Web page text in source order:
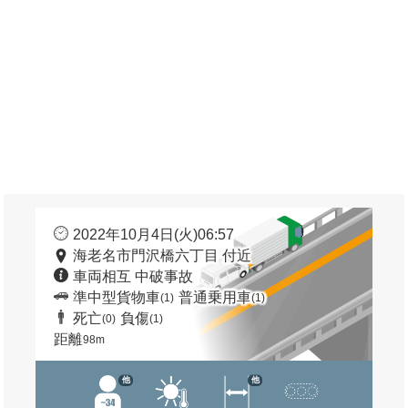
2022年10月4日(火)06:57
海老名市門沢橋六丁目 付近
車両相互 中破事故
準中型貨物車(1) 普通乗用車(1)
死亡(0) 負傷(1)
距離98m
他 他